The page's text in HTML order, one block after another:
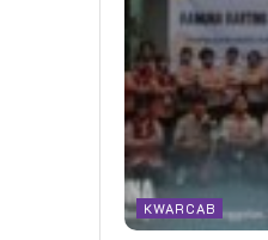
KWARCAB